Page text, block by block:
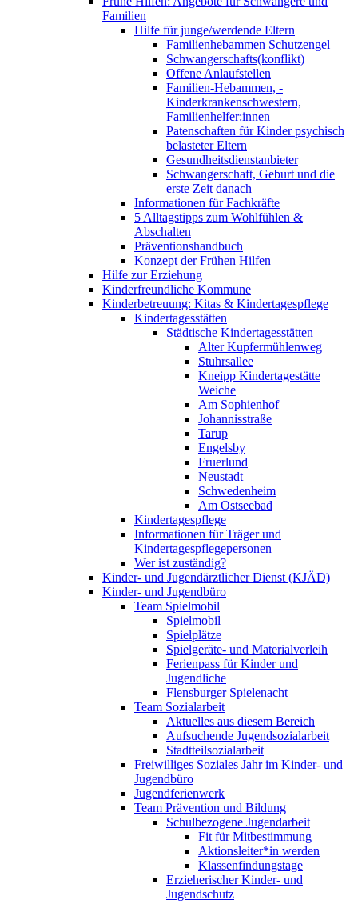
Familien
Hilfe für junge/werdende Eltern
Familienhebammen Schutzengel
Schwangerschafts(konflikt)
Offene Anlaufstellen
Familien-Hebammen, -
Kinderkrankenschwestern,
Familienhelfer:innen
Patenschaften für Kinder psychisch
belasteter Eltern
Gesundheitsdienstanbieter
Schwangerschaft, Geburt und die
erste Zeit danach
Informationen für Fachkräfte
5 Alltagstipps zum Wohlfühlen &
Abschalten
Präventionshandbuch
Konzept der Frühen Hilfen
Hilfe zur Erziehung
Kinderfreundliche Kommune
Kinderbetreuung: Kitas & Kindertagespflege
Kindertagesstätten
Städtische Kindertagesstätten
Alter Kupfermühlenweg
Stuhrsallee
Kneipp Kindertagestätte
Weiche
Am Sophienhof
Johannisstraße
Tarup
Engelsby
Fruerlund
Neustadt
Schwedenheim
Am Ostseebad
Kindertagespflege
Informationen für Träger und
Kindertagespflegepersonen
Wer ist zuständig?
Kinder- und Jugendärztlicher Dienst (KJÄD)
Kinder- und Jugendbüro
Team Spielmobil
Spielmobil
Spielplätze
Spielgeräte- und Materialverleih
Ferienpass für Kinder und
Jugendliche
Flensburger Spielenacht
Team Sozialarbeit
Aktuelles aus diesem Bereich
Aufsuchende Jugendsozialarbeit
Stadtteilsozialarbeit
Freiwilliges Soziales Jahr im Kinder- und
Jugendbüro
Jugendferienwerk
Team Prävention und Bildung
Schulbezogene Jugendarbeit
Fit für Mitbestimmung
Aktionsleiter*in werden
Klassenfindungstage
Erzieherischer Kinder- und
Jugendschutz